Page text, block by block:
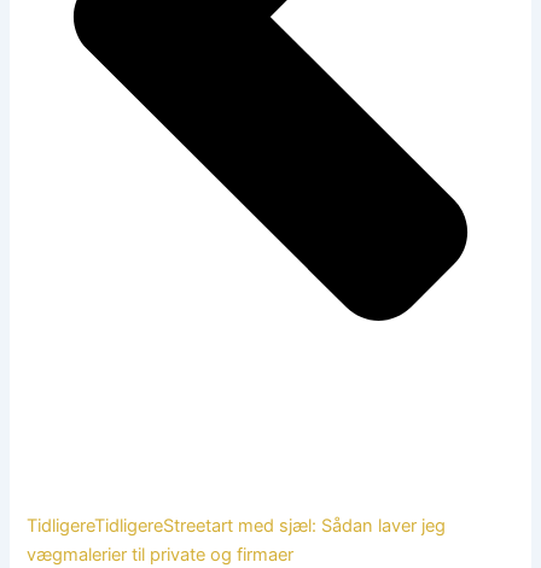
TidligereTidligereStreetart med sjæl: Sådan laver jeg
vægmalerier til private og firmaer